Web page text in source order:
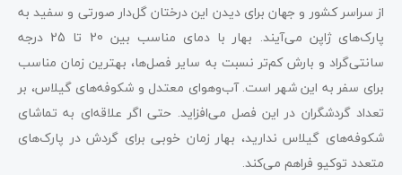
از سراسر کشور و جهان برای دیدن این درختان گل‌دار صورتی و سفید به
پارک‌های ژاپن می‌آیند. بهار با دمای مناسب بین 20 تا 25 درجه
سانتی‌گراد و بارش کم‌تر نسبت به سایر فصل‌ها، بهترین زمان مناسب
برای سفر به این شهر است. آب‌و‌هوای معتدل و شکوفه‌های گیلاس، بر
تعداد گردشگران در این فصل می‌افزاید. حتی اگر علاقه‌ای به تماشای
شکوفه‌های گیلاس ندارید، بهار زمان خوبی برای گردش در پارک‌های
متعدد توکیو فراهم می‌کند.